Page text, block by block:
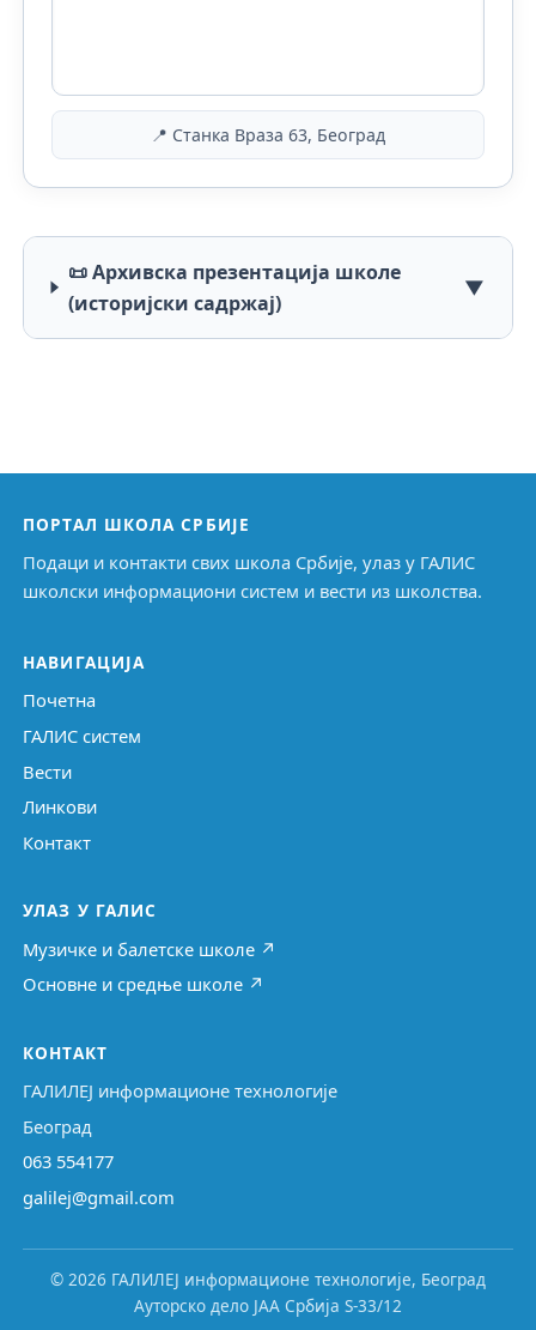
📍 Станка Враза 63, Београд
📜 Архивска презентација школе
(историјски садржај)
▼
ПОРТАЛ ШКОЛА СРБИЈЕ
Подаци и контакти свих школа Србије, улаз у ГАЛИС
школски информациони систем и вести из школства.
НАВИГАЦИЈА
Почетна
ГАЛИС систем
Вести
Линкови
Контакт
УЛАЗ У ГАЛИС
Музичке и балетске школе ↗
Основне и средње школе ↗
КОНТАКТ
ГАЛИЛЕЈ информационе технологије
Београд
063 554177
galilej@gmail.com
© 2026 ГАЛИЛЕЈ информационе технологије, Београд
Ауторско дело ЈАА Србија S-33/12